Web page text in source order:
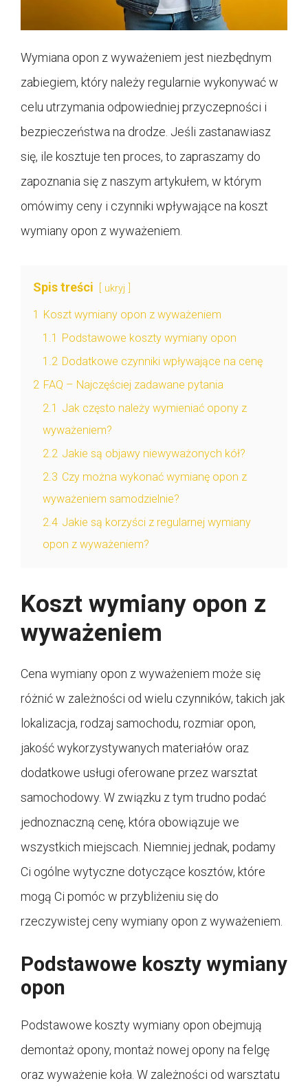
Wymiana opon z wyważeniem jest niezbędnym
zabiegiem, który należy regularnie wykonywać w
celu utrzymania odpowiedniej przyczepności i
bezpieczeństwa na drodze. Jeśli zastanawiasz
się, ile kosztuje ten proces, to zapraszamy do
zapoznania się z naszym artykułem, w którym
omówimy ceny i czynniki wpływające na koszt
wymiany opon z wyważeniem.
Spis treści ukryj
1 Koszt wymiany opon z wyważeniem
1.1 Podstawowe koszty wymiany opon
1.2 Dodatkowe czynniki wpływające na cenę
2 FAQ – Najczęściej zadawane pytania
2.1 Jak często należy wymieniać opony z
wyważeniem?
2.2 Jakie są objawy niewyważonych kół?
2.3 Czy można wykonać wymianę opon z
wyważeniem samodzielnie?
2.4 Jakie są korzyści z regularnej wymiany
opon z wyważeniem?
Koszt wymiany opon z
wyważeniem
Cena wymiany opon z wyważeniem może się
różnić w zależności od wielu czynników, takich jak
lokalizacja, rodzaj samochodu, rozmiar opon,
jakość wykorzystywanych materiałów oraz
dodatkowe usługi oferowane przez warsztat
samochodowy. W związku z tym trudno podać
jednoznaczną cenę, która obowiązuje we
wszystkich miejscach. Niemniej jednak, podamy
Ci ogólne wytyczne dotyczące kosztów, które
mogą Ci pomóc w przybliżeniu się do
rzeczywistej ceny wymiany opon z wyważeniem.
Podstawowe koszty wymiany
opon
Podstawowe koszty wymiany opon obejmują
demontaż opony, montaż nowej opony na felgę
oraz wyważenie koła. W zależności od warsztatu